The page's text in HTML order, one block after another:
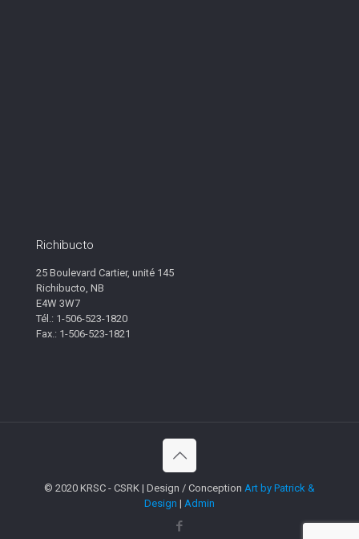
Richibucto
25 Boulevard Cartier, unité 145
Richibucto, NB
E4W 3W7
Tél.: 1-506-523-1820
Fax.: 1-506-523-1821
© 2020 KRSC - CSRK | Design / Conception Art by Patrick &
Design | Admin